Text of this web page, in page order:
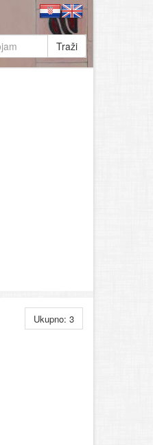
Traži
Ukupno: 3